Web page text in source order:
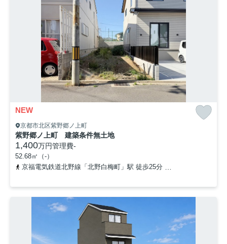
NEW
京都市北区紫野郷ノ上町
紫野郷ノ上町 建築条件無土地
1,400万円管理費-
52.68㎡（-）
京福電気鉄道北野線「北野白梅町」駅 徒歩25分